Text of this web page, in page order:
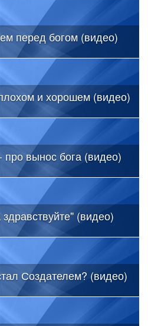
перед богом (видео)
и хорошем (видео)
вынос бога (видео)
(видео)
Создателем? (видео)